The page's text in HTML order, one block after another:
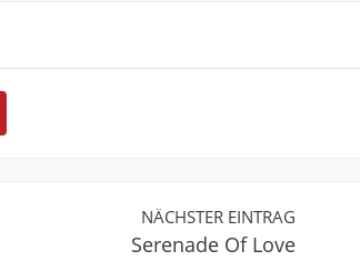
NÄCHSTER EINTRAG
Serenade Of Love